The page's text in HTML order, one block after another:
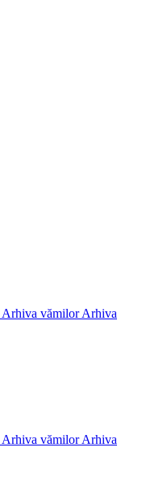
Arhiva vămilorArhiva
Arhiva vămilorArhiva